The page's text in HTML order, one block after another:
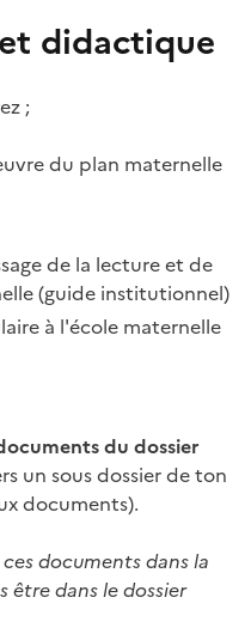
didactique
;
du plan maternelle
de la lecture et de
(guide institutionnel)
à l'école maternelle
du dossier
un sous dossier de ton
documents).
documents dans la
être dans le dossier